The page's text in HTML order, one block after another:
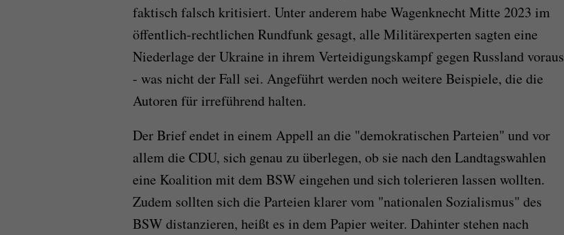
faktisch falsch kritisiert. Unter anderem habe Wagenknecht Mitte 2023 im
öffentlich-rechtlichen Rundfunk gesagt, alle Militärexperten sagten eine
Niederlage der Ukraine in ihrem Verteidigungskampf gegen Russland voraus
- was nicht der Fall sei. Angeführt werden noch weitere Beispiele, die die
Autoren für irreführend halten.
Der Brief endet in einem Appell an die "demokratischen Parteien" und vor
allem die CDU, sich genau zu überlegen, ob sie nach den Landtagswahlen
eine Koalition mit dem BSW eingehen und sich tolerieren lassen wollten.
Zudem sollten sich die Parteien klarer vom "nationalen Sozialismus" des
BSW distanzieren, heißt es in dem Papier weiter. Dahinter stehen nach